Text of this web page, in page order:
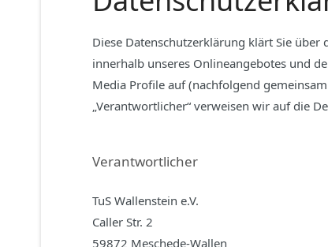
Diese Datenschutzerklärung klärt Sie
innerhalb unseres Onlineangebotes und
Media Profile auf (nachfolgend
„Verantwortlicher“ verweisen wir auf die
Verantwortlicher
TuS Wallenstein e.V.
Caller Str. 2
59872 Meschede-Wallen